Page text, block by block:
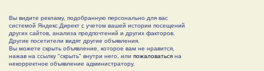
Вы видите рекламу, подобранную персонально для вас
системой Яндекс.Директ с учетом вашей истории посещений
других сайтов, анализа предпочтений и других факторов.
Другие посетители видят другие объявления.
Вы можете скрыть объявление, которое вам не нравится,
нажав на ссылку "скрыть" внутри него, или пожаловаться на
некорректное объявление администратору.